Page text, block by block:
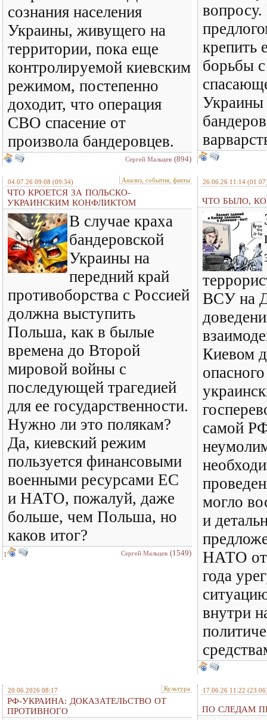
сознания населения
Украины, живущего на
территории, пока еще
контролируемой киевским
режимом, постепенно
доходит, что операция
СВО спасение от
произвола бандеровцев.
Сергей Мальцев (894)
крепить
борьбы
Украины
04.07.26 09:08 (09:34) Анализ, события, факты
ЧТО КРОЕТСЯ ЗА ПОЛЬСКО-
УКРАИНСКИМ КОНФЛИКТОМ
В случае краха
бандеровской
Украины на
передний край
противоборства с Россией
должна выступить
Польша, как в былые
времена до Второй
мировой войны с
последующей трагедией
для ее государственности.
Нужно ли это полякам?
Да, киевский режим
пользуется финансовыми
военными ресурсами ЕС
и НАТО, пожалуй, даже
больше, чем Польша, но
каков итог?
1 Сергей Мальцев (1549)
26.06.26 11:14
ЧТО БЫЛО,
ВСУ на
Киевом
самой
могло
и
НАТО от
года
внутри
20.06.2026 08:17 Культура
РФ-УКРАИНА: ДОКАЗАТЕЛЬСТВО ОТ
ПРОТИВНОГО
17.06.26 11:22
ПО СЛЕДАМ